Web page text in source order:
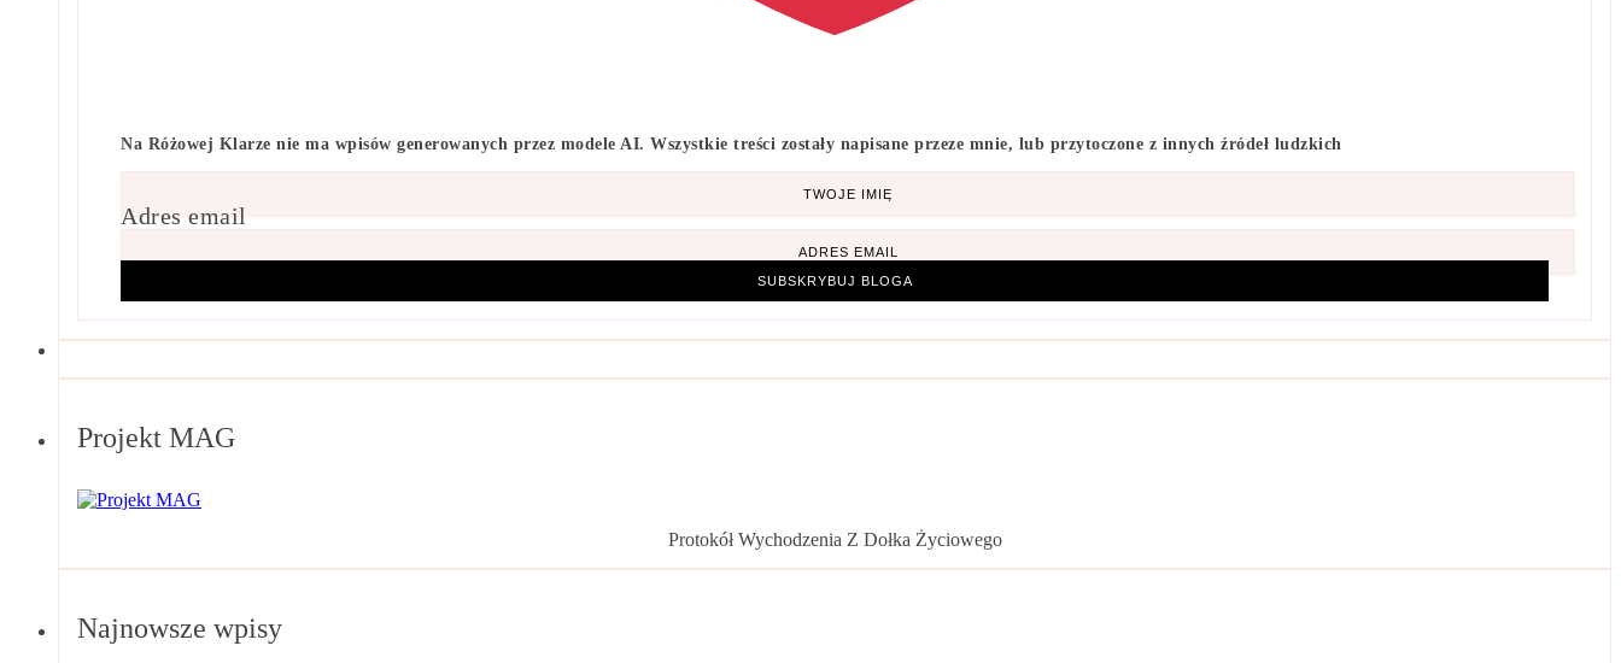
Na Różowej Klarze nie ma wpisów generowanych przez modele AI. Wszystkie treści zostały napisane przeze mnie, lub przytoczone z innych źródeł ludzkich
Adres email
SUBSKRYBUJ BLOGA
Projekt MAG
Protokół Wychodzenia Z Dołka Życiowego
Najnowsze wpisy